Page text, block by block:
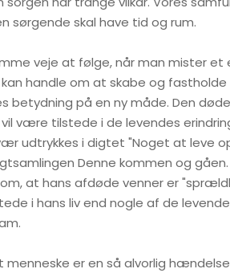
sørgende skal have tid og rum.
veje at følge, når man mister et
handle om at skabe og fastholde
betydning på en ny måde. Den døde
være tilstede i de levendes
udtrykkes i digtet "Noget at leve
Denne kommen og gåen.
at hans afdøde venner er
i hans liv end nogle af de
menneske er en så alvorlig